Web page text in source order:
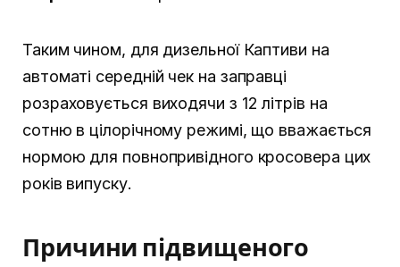
Таким чином, для дизельної Каптиви на
автоматі середній чек на заправці
розраховується виходячи з 12 літрів на
сотню в цілорічному режимі, що вважається
нормою для повнопривідного кросовера цих
років випуску.
Причини підвищеного